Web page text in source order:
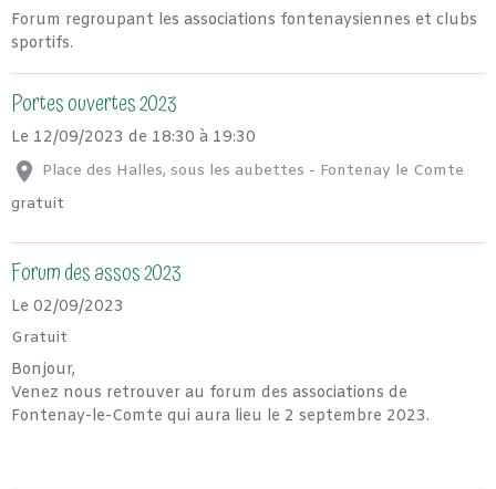
Forum regroupant les associations fontenaysiennes et clubs
sportifs.
Portes ouvertes 2023
Le 12/09/2023 de 18:30 à 19:30
Place des Halles, sous les aubettes - Fontenay le Comte
gratuit
Forum des assos 2023
Le 02/09/2023
Gratuit
Bonjour,
Venez nous retrouver au forum des associations de
Fontenay-le-Comte qui aura lieu le 2 septembre 2023.